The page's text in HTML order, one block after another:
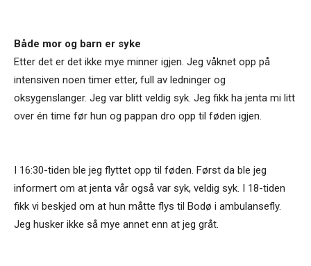
Både mor og barn er syke
Etter det er det ikke mye minner igjen. Jeg våknet opp på
intensiven noen timer etter, full av ledninger og
oksygenslanger. Jeg var blitt veldig syk. Jeg fikk ha jenta mi litt
over én time før hun og pappan dro opp til føden igjen.
I 16:30-tiden ble jeg flyttet opp til føden. Først da ble jeg
informert om at jenta vår også var syk, veldig syk. I 18-tiden
fikk vi beskjed om at hun måtte flys til Bodø i ambulansefly.
Jeg husker ikke så mye annet enn at jeg gråt.